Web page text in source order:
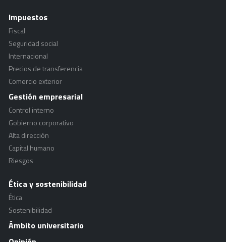
Impuestos
Fiscal
Seguridad social
Internacional
Precios de transferencia
Comercio exterior
Gestión empresarial
Control interno
Gobierno corporativo
Alta dirección
Capital humano
Riesgos
Ética y sostenibilidad
Ética
Sostenibilidad
Ámbito universitario